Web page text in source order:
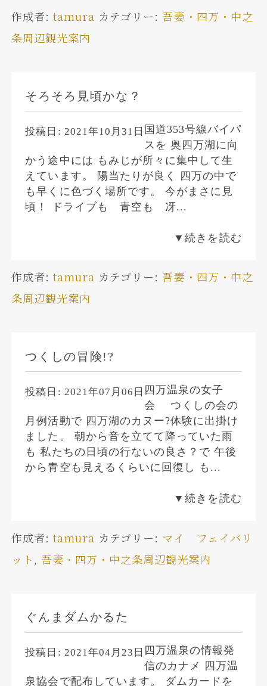
作成者: tamura カテゴリー:吾妻・四万・中之
条周辺観光案内
そろそろ見頃かな？
投稿日: 2021年10月31日 国道353号線バイパ
スを 奥四万湖に向
かう途中には もみじが所々に集中して生
えています。 陽当たりが良く 四万の中で
も早くに色づく場所です。 今がまさに見
頃！ ドライブも 青空も 冴...
▼続きを読む
作成者: tamura カテゴリー:吾妻・四万・中之
条周辺観光案内
つくしの冒険!?
投稿日: 2021年07月06日 四万温泉の女子
会 つくしの会の
月例活動で 四万湖のカヌー?体験に出掛け
ました。 朝から音を立てて降っていた雨
も 私たちの日頃の行ないの良さ？で 午後
から青空も見えるくらいに回復し も...
▼続きを読む
作成者: tamura カテゴリー: マイ フェイバリ
ット , 吾妻・四万・中之条周辺観光案内
ぐんまダムかるた
投稿日: 2021年04月23日 四万温泉の情報発
信のカナメ 四万温
泉協会で配布しています。 ダムカードを